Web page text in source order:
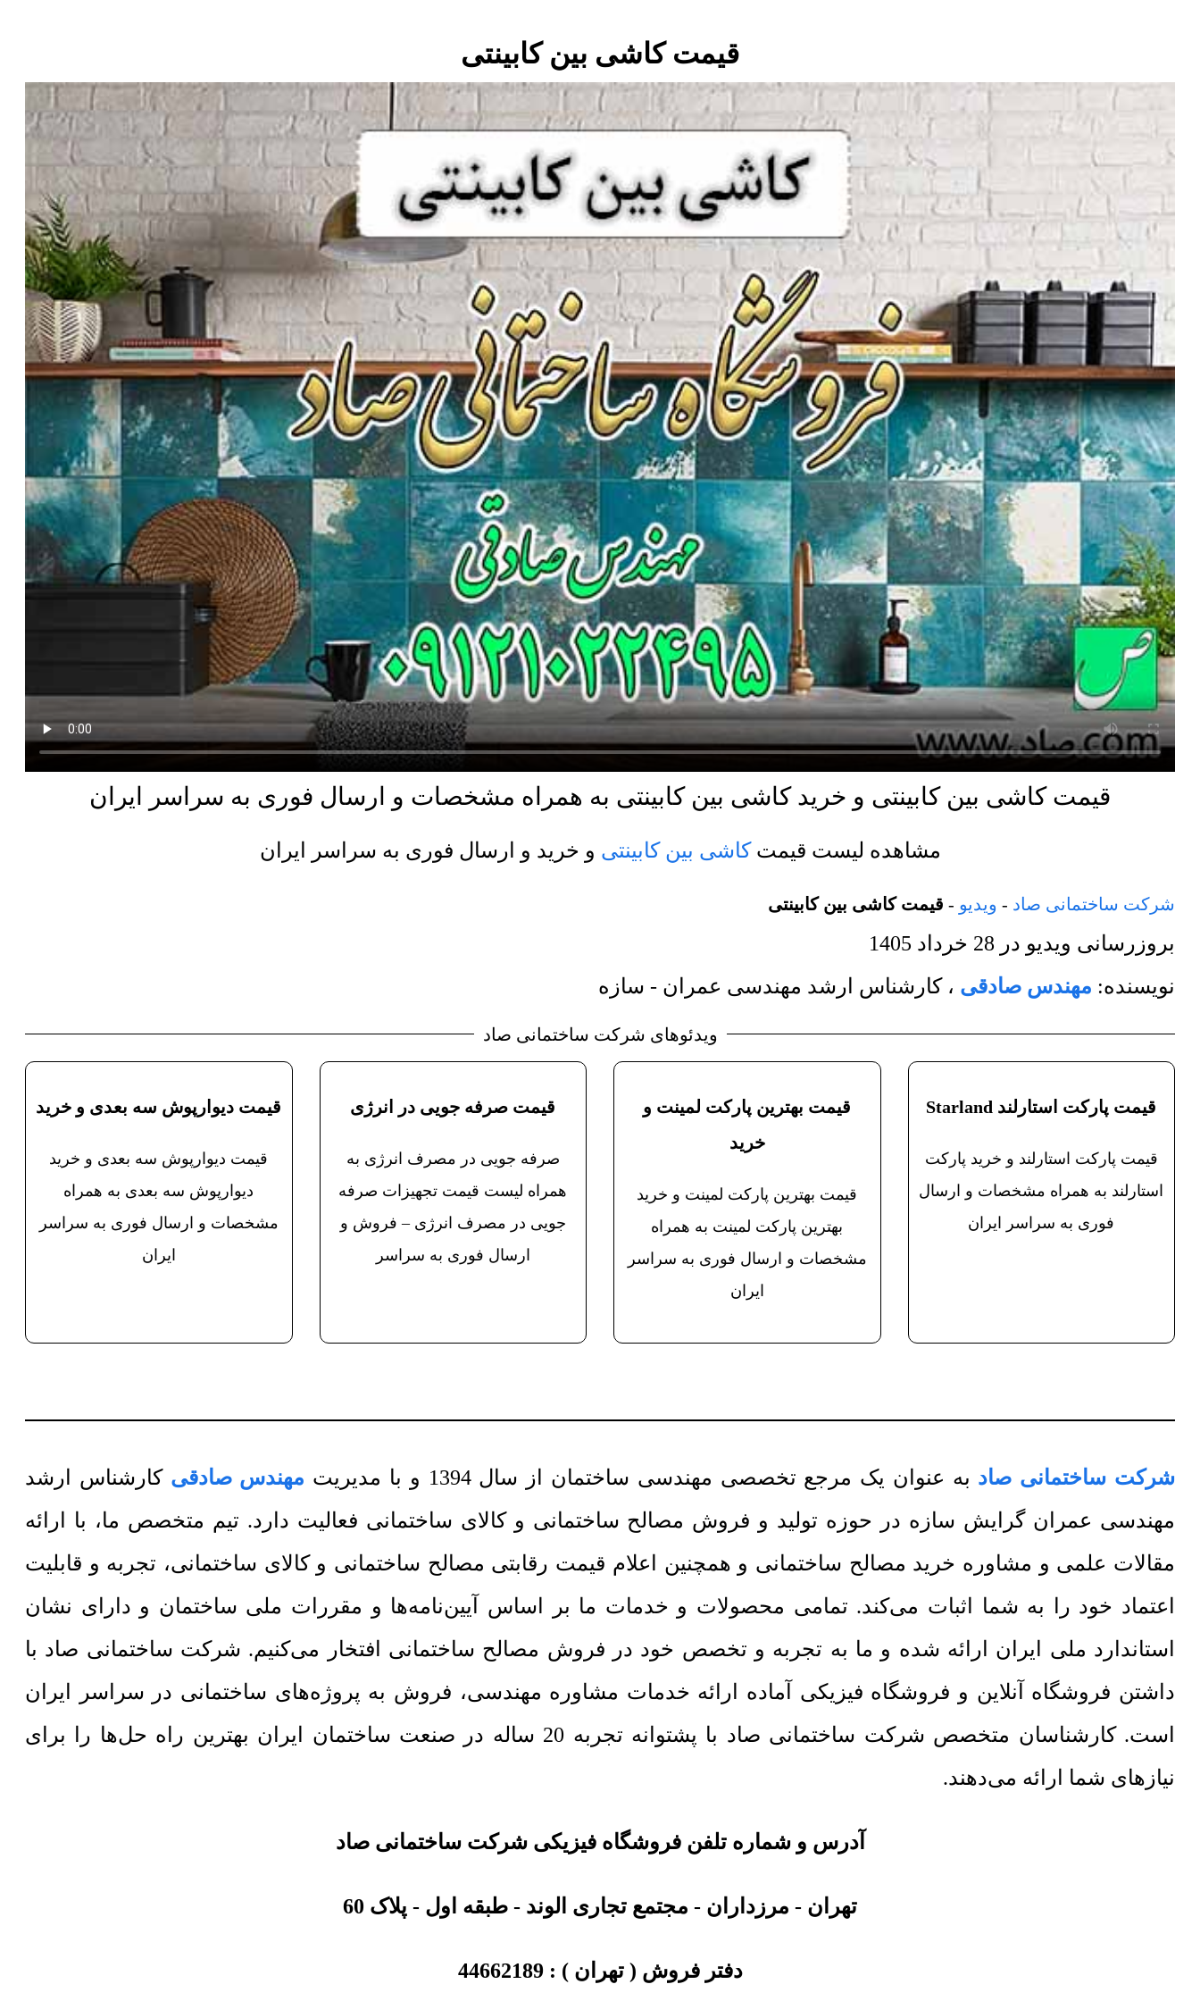
قیمت کاشی بین کابینتی
قیمت کاشی بین کابینتی و خرید کاشی بین کابینتی به همراه مشخصات و ارسال فوری به سراسر ایران
مشاهده لیست قیمتکاشی بین کابینتی و خرید و ارسال فوری به سراسر ایران
شرکت ساختمانی صاد - ویدیو - قیمت کاشی بین کابینتی
بروزرسانی ویدیو در 28 خرداد 1405
نویسنده: مهندس صادقی ،کارشناس ارشد مهندسی عمران - سازه
ویدئوهای شرکت ساختمانی صاد
قیمت پارکت استارلند Starland
قیمت پارکت استارلند و خرید پارکت
استارلند به همراه مشخصات و ارسال
فوری به سراسر ایران
قیمت بهترین پارکت لمینت و
خرید
قیمت بهترین پارکت لمینت و خرید
بهترین پارکت لمینت به همراه
مشخصات و ارسال فوری به سراسر
ایران
قیمت صرفه جویی در انرژی
صرفه جویی در مصرف انرژی به
همراه لیست قیمت تجهیزات صرفه
جویی در مصرف انرژی – فروش و
ارسال فوری به سراسر
قیمت دیوارپوش سه بعدی و خرید
قیمت دیوارپوش سه بعدی و خرید
دیوارپوش سه بعدی به همراه
مشخصات و ارسال فوری به سراسر
ایران
شرکت ساختمانی صاد به عنوان یک مرجع تخصصی مهندسی ساختمان از سال 1394 و با مدیریت مهندس صادقی کارشناس ارشد
مهندسی عمران گرایش سازه در حوزه تولید و فروش مصالح ساختمانی و کالای ساختمانی فعالیت دارد. تیم متخصص ما، با ارائه
مقالات علمی و مشاوره خرید مصالح ساختمانی و همچنین اعلام قیمت رقابتی مصالح ساختمانی و کالای ساختمانی، تجربه و قابلیت
اعتماد خود را به شما اثبات می‌کند. تمامی محصولات و خدمات ما بر اساس آیین‌نامه‌ها و مقررات ملی ساختمان و دارای نشان
استاندارد ملی ایران ارائه شده و ما به تجربه و تخصص خود در فروش مصالح ساختمانی افتخار می‌کنیم. شرکت ساختمانی صاد با
داشتن فروشگاه آنلاین و فروشگاه فیزیکی آماده ارائه خدمات مشاوره مهندسی، فروش به پروژه‌های ساختمانی در سراسر ایران
است. کارشناسان متخصص شرکت ساختمانی صاد با پشتوانه تجربه 20 ساله در صنعت ساختمان ایران بهترین راه حل‌ها را برای
نیازهای شما ارائه می‌دهند.
آدرس و شماره تلفن فروشگاه فیزیکی شرکت ساختمانی صاد
تهران - مرزداران - مجتمع تجاری الوند - طبقه اول - پلاک 60
دفتر فروش ( تهران ) :44662189